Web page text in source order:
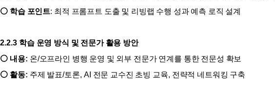
⚪ 학습 포인트: 최적 프롬프트 도출 및 리빙랩 수행 성과 예측 로직 설계
2.2.3 학습 운영 방식 및 전문가 활용 방안
⚪ 내용: 온/오프라인 병행 운영 및 외부 전문가 연계를 통한 전문성 확보
⚪ 활동: 주제 발표/토론, AI 전문 교수진 초빙 교육, 전략적 네트워킹 구축